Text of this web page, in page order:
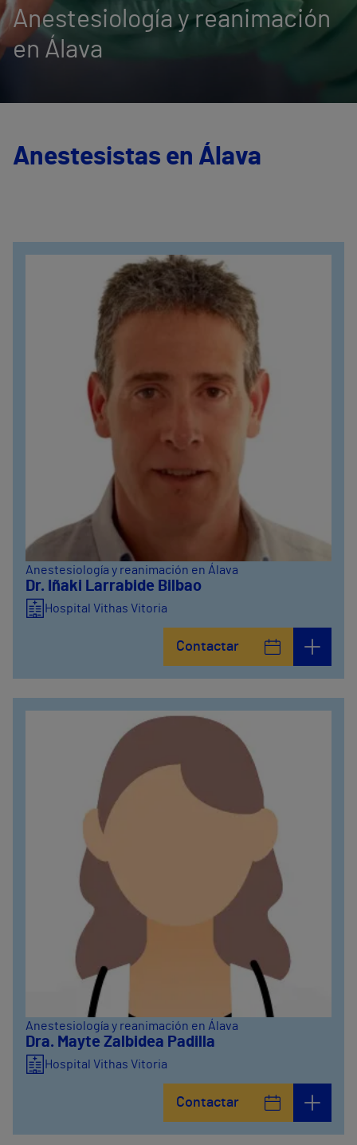
Anestesiología y reanimación
en Álava
Anestesistas en Álava
Anestesiología y reanimación en Álava
Dr. Iñaki Larrabide Bilbao
Hospital Vithas Vitoria
Contactar
Anestesiología y reanimación en Álava
Dra. Mayte Zalbidea Padilla
Hospital Vithas Vitoria
Contactar